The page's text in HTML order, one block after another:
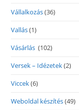
Vállalkozás(36)
Vallás(1)
Vásárlás (102)
Versek – Idézetek(2)
Viccek(6)
Weboldal készítés(49)